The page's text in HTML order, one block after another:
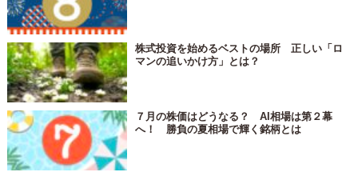
株式投資を始めるベストの場所 正しい「ロ
マンの追いかけ方」とは？
７月の株価はどうなる？ AI相場は第２幕
へ！ 勝負の夏相場で輝く銘柄とは